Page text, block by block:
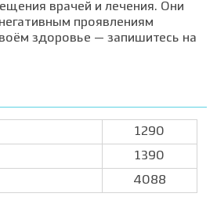
врачей и лечения. Они
проявлениям
здоровье — запишитесь на
1290
1390
4088